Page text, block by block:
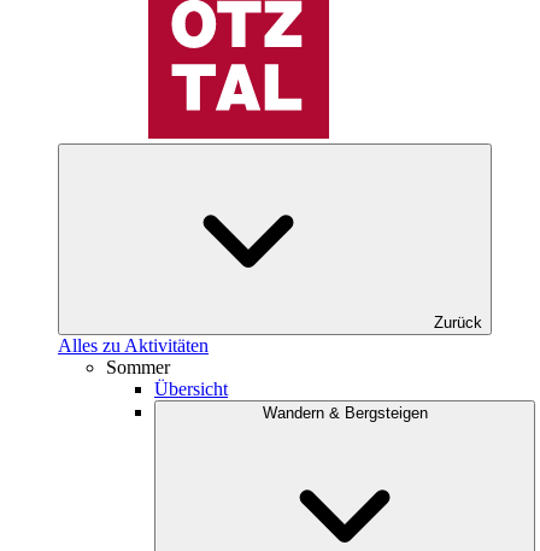
Zurück
Alles zu Aktivitäten
Sommer
Übersicht
Wandern & Bergsteigen